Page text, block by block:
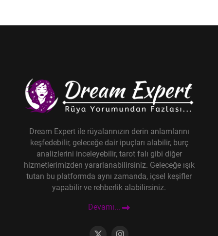
Dream Expert ile rüyalarınızın derin anlamlarını
keşfedebilir, geleceğe dair ipuçları alabilir, burç
analizlerini inceleyebilir, tarot falı gibi diğer
hizmetlerimizden yararlanabilirsiniz. Geleceğe ışık
tutan bu platformda aynı zamanda, içsel keşifler
yapabilir ve rehberlik alabilirsiniz.
Devamı...